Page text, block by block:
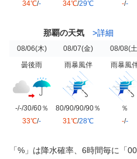
34℃/- 34℃/29℃ -/-
那覇の天気 >詳細
08/06(木) 08/07(金) 08/08(
曇後雨
-/-/30/60％
33℃/-
雨暴風伴
80/90/90/90％
31℃/28℃
雨暴風
％
-/-
「%」は降水確率、6時間毎に「